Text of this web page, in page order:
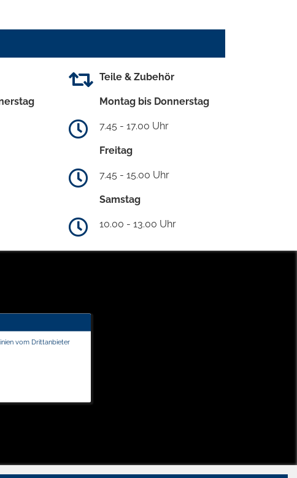
Teile & Zubehör
Montag bis Donnerstag
7.45 - 17.00 Uhr
Freitag
7.45 - 15.00 Uhr
Samstag
10.00 - 13.00 Uhr
vom Drittanbieter